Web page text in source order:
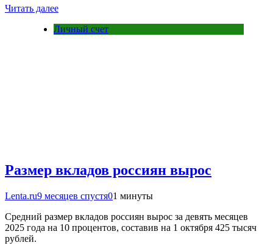
Читать далее
Личный счет
Размер вкладов россиян вырос
Lenta.ru9 месяцев спустя01 минуты
Средний размер вкладов россиян вырос за девять месяцев
2025 года на 10 процентов, составив на 1 октября 425 тысяч
рублей.